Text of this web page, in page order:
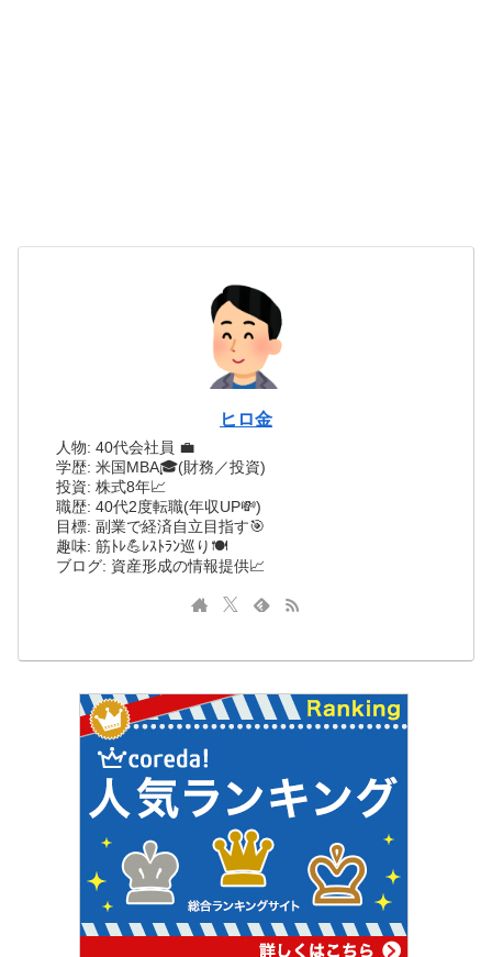
ヒロ金
人物: 40代会社員 💼
学歴: 米国MBA🎓(財務／投資)
投資: 株式8年📈
職歴: 40代2度転職(年収UP💸)
目標: 副業で経済自立目指す🎯
趣味: 筋ﾄﾚ💪ﾚｽﾄﾗﾝ巡り🍽️
ブログ: 資産形成の情報提供📈